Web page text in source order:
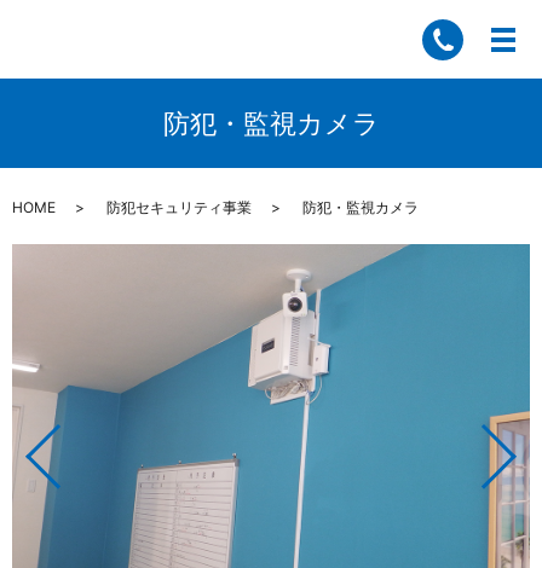
防犯・監視カメラ
HOME 防犯セキュリティ事業 防犯・監視カメラ